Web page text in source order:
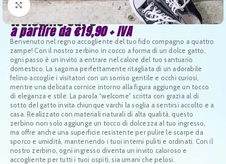
Clicca per ingrandire
Welcome Cat 8
a partire da€19,90+ IVA
Benvenuto nel regno accogliente del tuo fido compagno a quattro
zampe! Con il nostro zerbino in cocco a forma di un dolce gatto,
ogni passo è un invito a entrare nel calore del tuo santuario
domestico. La sagoma perfettamente ritagliata di un adorabile
felino accoglie i visitatori con un sorriso gentile e occhi curiosi,
mentre una delicata cornice intorno alla figura aggiunge un tocco
di eleganza e stile. La parola “welcome” scritta con grazia al di
sotto del gatto invita chiunque varchi la soglia a sentirsi accolto e a
casa. Realizzato con materiali naturali di alta qualità, questo
zerbino non solo aggiunge un tocco di dolcezza al tuo ingresso,
ma offre anche una superficie resistente per pulire le scarpe da
sporco e umidità, mantenendo i tuoi interni puliti e ordinati. Con il
nostro zerbino, ogni ingresso diventa un invito caloroso e
accogliente per tutti i tuoi ospiti, sia umani che pelosi.